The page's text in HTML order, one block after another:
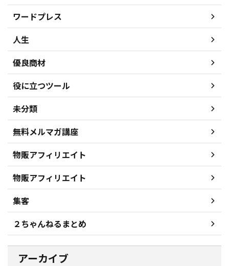
ワードプレス
人生
優良商材
役に立つツール
未分類
無料メルマガ講座
物販アフィリエイト
物販アフィリエイト
集客
２ちゃんねるまとめ
アーカイブ